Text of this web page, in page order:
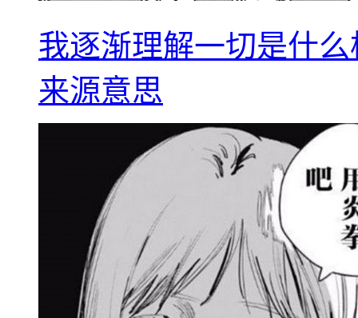
我逐渐理解一切是什
来源意思